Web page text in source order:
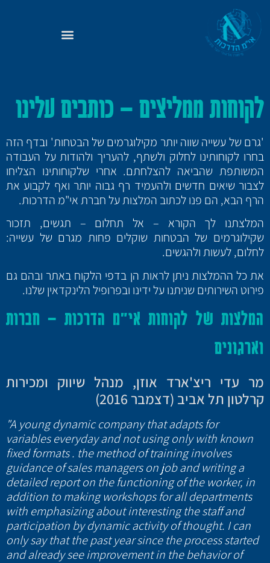
לקוחות ממליצים – כותבים עלינו
'גרם של עשייה שווה יותר מקילוגרמים של הבטחות' ובדף הזה
בחרו לקוחותינו לחלוק ולשתף, להעריך ולהודות על העבודה
המשותפת שהביאה להצלחתם. אחרי שלקוחותינו הצליחו
לצבור שיאים חדשים ולהעמיד רף גבוה יותר ואף לקבוע את
הרף הבא, הם פנו לכתוב המלצות על חברת אי"מ הדרכות.
המלצתנו לך הקורא – אל תחלום – תגשים, תזכור
שקילוגרמים של הבטחות שוקלים פחות מגרם של עשייה:
לחלום, לעשות ולהגשים.
את כל ההמלצות ניתן לראות הן בדפי הלקוח באתר ובהם גם
פירוט השירותים שניתנו על ידינו ובפרופיל הלינקדאין שלנו.
המלצות של לקוחות אי"מ הדרכות – חברות
וארגונים
מר עדי ריצ'ארד אוזן, מנהל שיווק ומכירות
קרלטון תל אביב (דצמבר 2016)
"A young dynamic company that adapts for
variables everyday and not using only with known
fixed formats . the method of training involves
guidance of sales managers on job and writing a
detailed report on the functioning of the worker, in
addition to making workshops for all departments
with emphasizing about interesting the staff and
participation by dynamic activity of thought. I can
only say that the past year since the process started
and already see improvement in the behavior of